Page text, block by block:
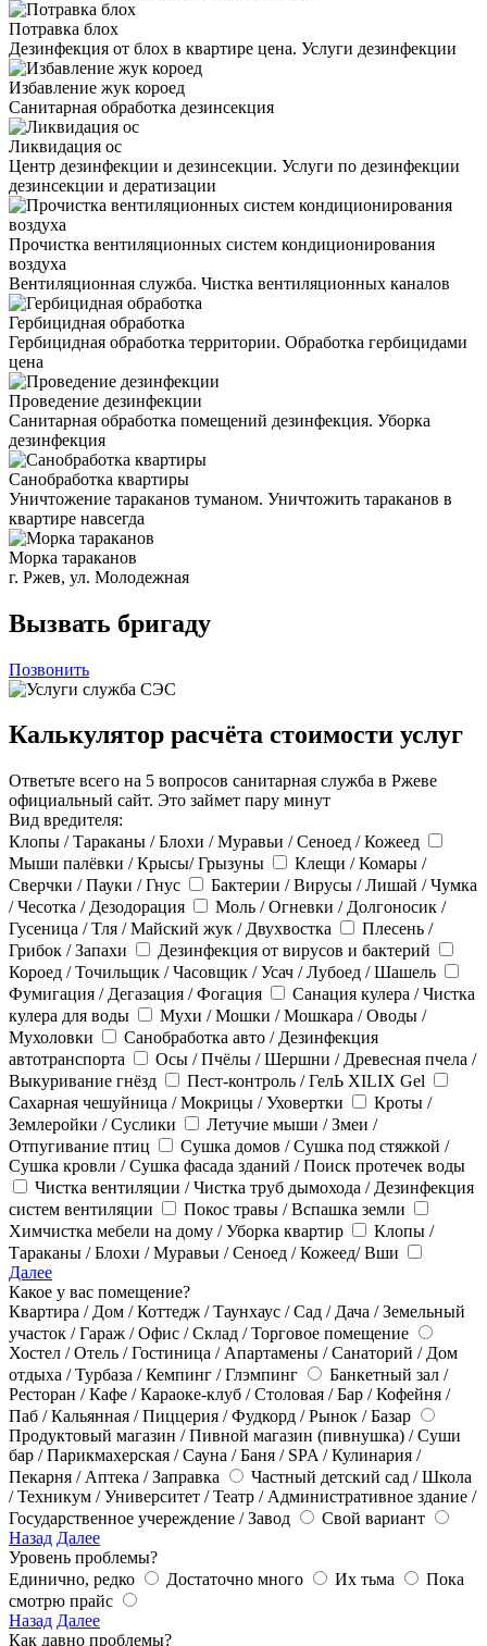
Потравка блох
Дезинфекция от блох в квартире цена. Услуги дезинфекции
Избавление жук короед
Санитарная обработка дезинсекция
Ликвидация ос
Центр дезинфекции и дезинсекции. Услуги по дезинфекции
дезинсекции и дератизации
Прочистка вентиляционных систем кондиционирования
воздуха
Вентиляционная служба. Чистка вентиляционных каналов
Гербицидная обработка
Гербицидная обработка территории. Обработка гербицидами
цена
Проведение дезинфекции
Санитарная обработка помещений дезинфекция. Уборка
дезинфекция
Санобработка квартиры
Уничтожение тараканов туманом. Уничтожить тараканов в
квартире навсегда
Морка тараканов
г. Ржев, ул. Молодежная
Вызвать бригаду
Позвонить
Калькулятор расчёта стоимости услуг
Ответьте всего на 5 вопросов санитарная служба в Ржеве
официальный сайт. Это займет пару минут
Вид вредителя:
Клопы / Тараканы / Блохи / Муравьи / Сеноед / Кожеед
Мыши палёвки / Крысы/ Грызуны
Клещи / Комары /
Сверчки / Пауки / Гнус
Бактерии / Вирусы / Лишай / Чумка
/ Чесотка / Дезодорация
Моль / Огневки / Долгоносик /
Гусеница / Тля / Майский жук / Двухвостка
Плесень /
Грибок / Запахи
Дезинфекция от вирусов и бактерий
Короед / Точильщик / Часовщик / Усач / Лубоед / Шашель
Фумигация / Дегазация / Фогация
Санация кулера / Чистка
кулера для воды
Мухи / Мошки / Мошкара / Оводы /
Мухоловки
Санобработка авто / Дезинфекция
автотранспорта
Осы / Пчёлы / Шершни / Древесная пчела /
Выкуривание гнёзд
Пест-контроль / ГелЬ XILIX Gel
Сахарная чешуйница / Мокрицы / Уховертки
Кроты /
Землеройки / Суслики
Летучие мыши / Змеи /
Отпугивание птиц
Сушка домов / Сушка под стяжкой /
Сушка кровли / Сушка фасада зданий / Поиск протечек воды
Чистка вентиляции / Чистка труб дымохода / Дезинфекция
систем вентиляции
Покос травы / Вспашка земли
Химчистка мебели на дому / Уборка квартир
Клопы /
Тараканы / Блохи / Муравьи / Сеноед / Кожеед/ Вши
Далее
Какое у вас помещение?
Квартира / Дом / Коттедж / Таунхаус / Сад / Дача / Земельный
участок / Гараж / Офис / Склад / Торговое помещение
Хостел / Отель / Гостиница / Апартамены / Санаторий / Дом
отдыха / Турбаза / Кемпинг / Глэмпинг
Банкетный зал /
Ресторан / Кафе / Караоке-клуб / Столовая / Бар / Кофейня /
Паб / Кальянная / Пиццерия / Фудкорд / Рынок / Базар
Продуктовый магазин / Пивной магазин (пивнушка) / Суши
бар / Парикмахерская / Сауна / Баня / SPA / Кулинария /
Пекарня / Аптека / Заправка
Частный детский сад / Школа
/ Техникум / Университет / Театр / Административное здание /
Государственное учереждение / Завод
Свой вариант
Назад Далее
Уровень проблемы?
Единично, редко
Достаточно много Их тьма
Пока
смотрю прайс
Назад Далее
Как давно проблемы?